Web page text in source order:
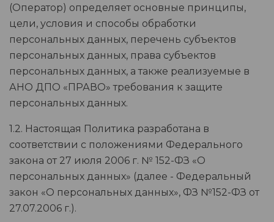
(Оператор) определяет основные принципы,
цели, условия и способы обработки
персональных данных, перечень субъектов
персональных данных, права субъектов
персональных данных, а также реализуемые в
АНО ДПО «ПРАВО» требования к защите
персональных данных.
1.2. Настоящая Политика разработана в
соответствии с положениями Федерального
закона от 27 июля 2006 г. № 152-ФЗ «О
персональных данных» (далее - Федеральный
закон «О персональных данных», ФЗ №152-ФЗ от
27.07.2006 г.).